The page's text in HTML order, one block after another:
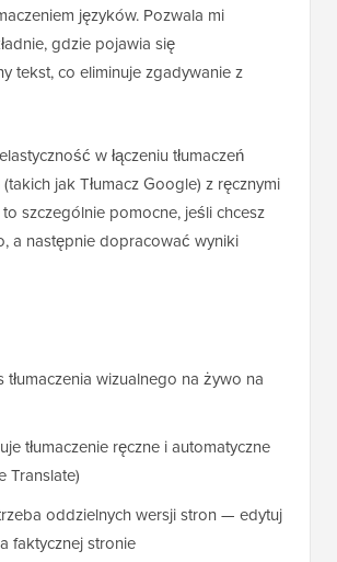
języków. Pozwala mi
gdzie pojawia się
tekst, co eliminuje zgadywanie z
w łączeniu tłumaczeń
jak Tłumacz Google) z ręcznymi
szczególnie pomocne, jeśli chcesz
a następnie dopracować wyniki
tłumaczenia wizualnego na żywo na
tłumaczenie ręczne i automatyczne
Translate)
oddzielnych wersji stron — edytuj
faktycznej stronie